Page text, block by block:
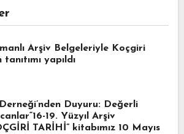
Arşiv Belgeleriyle Koçgiri
yapıldı
Duyuru: Değerli
19. Yüzyıl Arşiv
TARİHİ” kitabımız 10 Mayıs